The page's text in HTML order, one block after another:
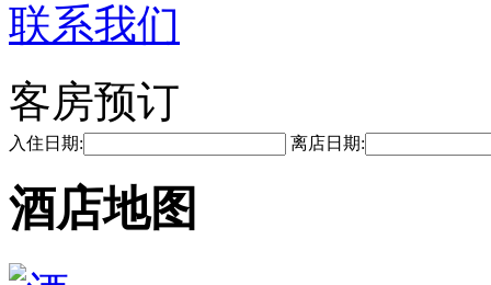
联系我们
客房预订
入住日期: 离店日期:
酒店地图